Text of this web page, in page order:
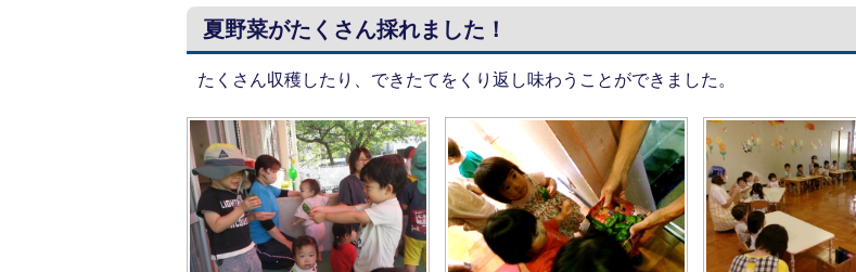
夏野菜がたくさん採れました！
たくさん収穫したり、できたてをくり返し味わうことができました。